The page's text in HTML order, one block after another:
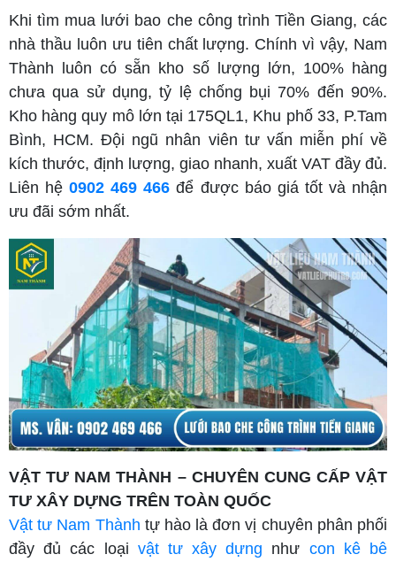
Khi tìm mua lưới bao che công trình Tiền Giang, các
nhà thầu luôn ưu tiên chất lượng. Chính vì vậy, Nam
Thành luôn có sẵn kho số lượng lớn, 100% hàng
chưa qua sử dụng, tỷ lệ chống bụi 70% đến 90%.
Kho hàng quy mô lớn tại 175QL1, Khu phố 33, P.Tam
Bình, HCM. Đội ngũ nhân viên tư vấn miễn phí về
kích thước, định lượng, giao nhanh, xuất VAT đầy đủ.
Liên hệ0902 469 466 để được báo giá tốt và nhận
ưu đãi sớm nhất.
VẬT TƯ NAM THÀNH – CHUYÊN CUNG CẤP VẬT
TƯ XÂY DỰNG TRÊN TOÀN QUỐC
Vật tư Nam Thành tự hào là đơn vị chuyên phân phối
đầy đủ các loại vật tư xây dựng như con kê bê